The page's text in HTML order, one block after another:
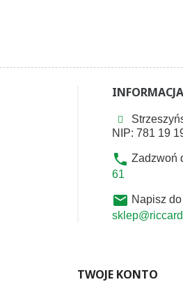
NIP: 781 19
phone Zadzwoń
61
email Napisz
TWOJE KONTO